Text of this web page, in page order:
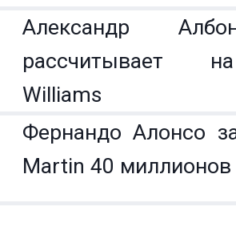
Александр
рассчитывает
Williams
Фернандо Алонсо
Martin 40 миллионов